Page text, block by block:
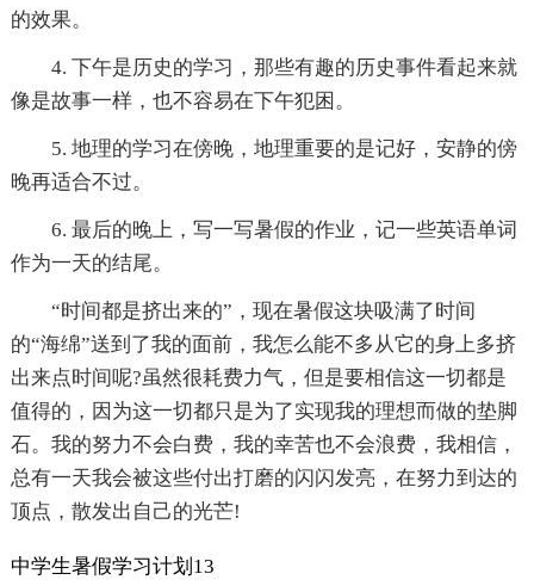
的效果。
4. 下午是历史的学习，那些有趣的历史事件看起来就
像是故事一样，也不容易在下午犯困。
5. 地理的学习在傍晚，地理重要的是记好，安静的傍
晚再适合不过。
6. 最后的晚上，写一写暑假的作业，记一些英语单词
作为一天的结尾。
“时间都是挤出来的”，现在暑假这块吸满了时间
的“海绵”送到了我的面前，我怎么能不多从它的身上多挤
出来点时间呢?虽然很耗费力气，但是要相信这一切都是
值得的，因为这一切都只是为了实现我的理想而做的垫脚
石。我的努力不会白费，我的幸苦也不会浪费，我相信，
总有一天我会被这些付出打磨的闪闪发亮，在努力到达的
顶点，散发出自己的光芒!
中学生暑假学习计划13